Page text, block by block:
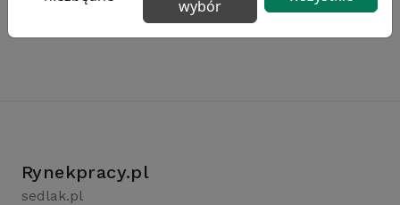
Rynekpracy.pl
sedlak.pl
wybór